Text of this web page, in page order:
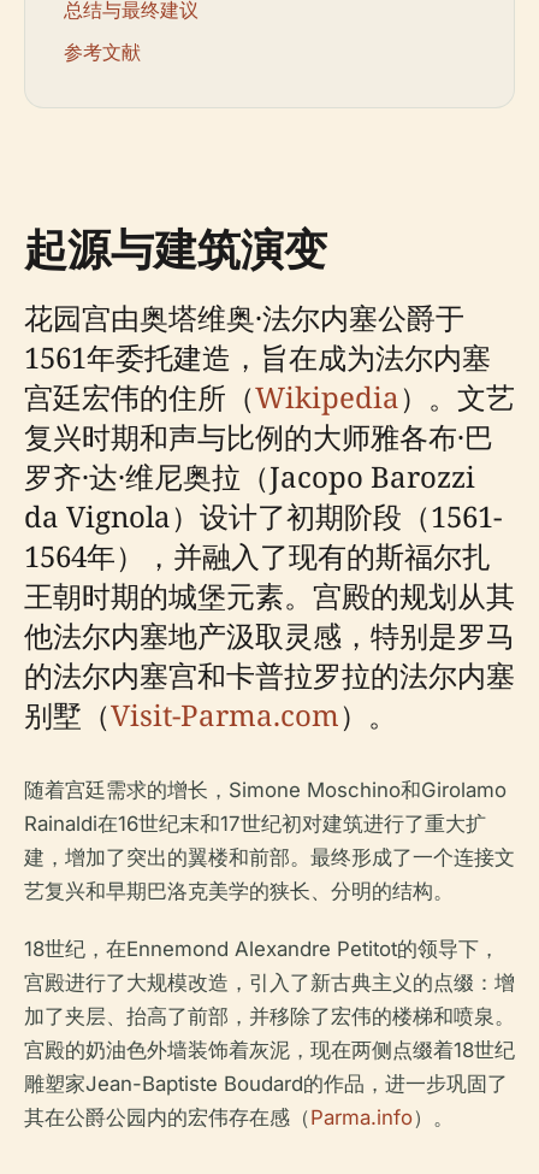
总结与最终建议
参考文献
起源与建筑演变
花园宫由奥塔维奥·法尔内塞公爵于
1561年委托建造，旨在成为法尔内塞
宫廷宏伟的住所（Wikipedia）。文艺
复兴时期和声与比例的大师雅各布·巴
罗齐·达·维尼奥拉（Jacopo Barozzi
da Vignola）设计了初期阶段（1561-
1564年），并融入了现有的斯福尔扎
王朝时期的城堡元素。宫殿的规划从其
他法尔内塞地产汲取灵感，特别是罗马
的法尔内塞宫和卡普拉罗拉的法尔内塞
别墅（Visit-Parma.com）。
随着宫廷需求的增长，Simone Moschino和Girolamo
Rainaldi在16世纪末和17世纪初对建筑进行了重大扩
建，增加了突出的翼楼和前部。最终形成了一个连接文
艺复兴和早期巴洛克美学的狭长、分明的结构。
18世纪，在Ennemond Alexandre Petitot的领导下，
宫殿进行了大规模改造，引入了新古典主义的点缀：增
加了夹层、抬高了前部，并移除了宏伟的楼梯和喷泉。
宫殿的奶油色外墙装饰着灰泥，现在两侧点缀着18世纪
雕塑家Jean-Baptiste Boudard的作品，进一步巩固了
其在公爵公园内的宏伟存在感（Parma.info）。